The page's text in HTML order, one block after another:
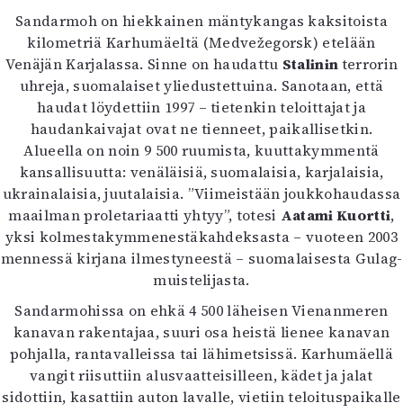
Mediatiedot
Kaltio ry
Sandarmoh on hiekkainen mäntykangas kaksitoista
kilometriä Karhumäeltä (Medvežegorsk) etelään
Venäjän Karjalassa. Sinne on haudattu Stalininterrorin
uhreja, suomalaiset yliedustettuina. Sanotaan, että
haudat löydettiin 1997 – tietenkin teloittajat ja
haudankaivajat ovat ne tienneet, paikallisetkin.
Alueella on noin 9 500 ruumista, kuuttakymmentä
kansallisuutta: venäläisiä, suomalaisia, karjalaisia,
ukrainalaisia, juutalaisia. ”Viimeistään joukkohaudassa
maailman proletariaatti yhtyy”, totesi Aatami Kuortti,
yksi kolmestakymmenestäkahdeksasta – vuoteen 2003
mennessä kirjana ilmestyneestä – suomalaisesta Gulag-
muistelijasta.
Sandarmohissa on ehkä 4 500 läheisen Vienanmeren
kanavan rakentajaa, suuri osa heistä lienee kanavan
pohjalla, rantavalleissa tai lähimetsissä. Karhumäellä
vangit riisuttiin alusvaatteisilleen, kädet ja jalat
sidottiin, kasattiin auton lavalle, vietiin teloituspaikalle